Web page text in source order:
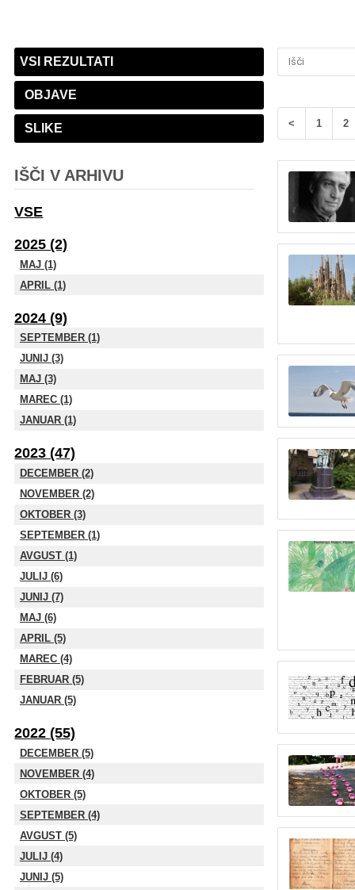
VSI REZULTATI
OBJAVE
SLIKE
IŠČI V ARHIVU
VSE
2025 (2)
MAJ (1)
APRIL (1)
2024 (9)
SEPTEMBER (1)
JUNIJ (3)
MAJ (3)
MAREC (1)
JANUAR (1)
2023 (47)
DECEMBER (2)
NOVEMBER (2)
OKTOBER (3)
SEPTEMBER (1)
AVGUST (1)
JULIJ (6)
JUNIJ (7)
MAJ (6)
APRIL (5)
MAREC (4)
FEBRUAR (5)
JANUAR (5)
2022 (55)
DECEMBER (5)
NOVEMBER (4)
OKTOBER (5)
SEPTEMBER (4)
AVGUST (5)
JULIJ (4)
JUNIJ (5)
< 1 2